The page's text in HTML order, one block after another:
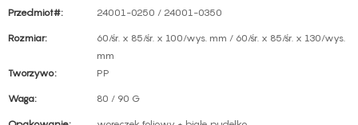
Przedmiot#: 24001-0250 / 24001-0350
Rozmiar:
60/śr. x 85/śr. x 100/wys. mm / 60/śr. x 85/śr. x 130/wys.
mm
Tworzywo:
PP
Waga: 80 / 90 G